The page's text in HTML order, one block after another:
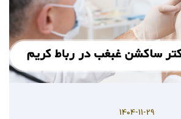
1404-11-29